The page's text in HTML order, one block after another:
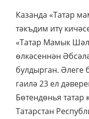
Казанда «Татар
тәкъдим итү
«Татар Мамык
өлкәсеннән
булдырган. Әлеге
гаилә 23 ел
Бөтендөнья татар
Татарстан